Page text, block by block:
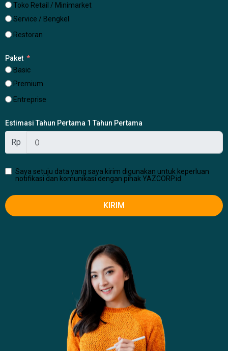
Toko Retail / Minimarket
Service / Bengkel
Restoran
Paket
Basic
Premium
Entreprise
Estimasi Tahun Pertama 1 Tahun Pertama
Rp
Saya setuju data yang saya kirim digunakan untuk keperluan
notifikasi dan komunikasi dengan pihak YAZCORP.id
KIRIM